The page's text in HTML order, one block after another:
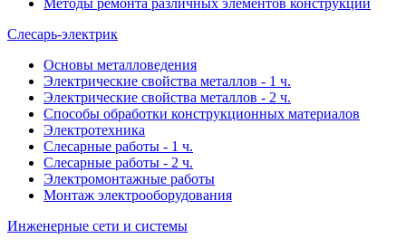
Методы ремонта различных элементов конструкций
Слесарь-электрик
Основы металловедения
Электрические свойства металлов - 1 ч.
Электрические свойства металлов - 2 ч.
Способы обработки конструкционных материалов
Электротехника
Слесарные работы - 1 ч.
Слесарные работы - 2 ч.
Электромонтажные работы
Монтаж электрооборудования
Инженерные сети и системы